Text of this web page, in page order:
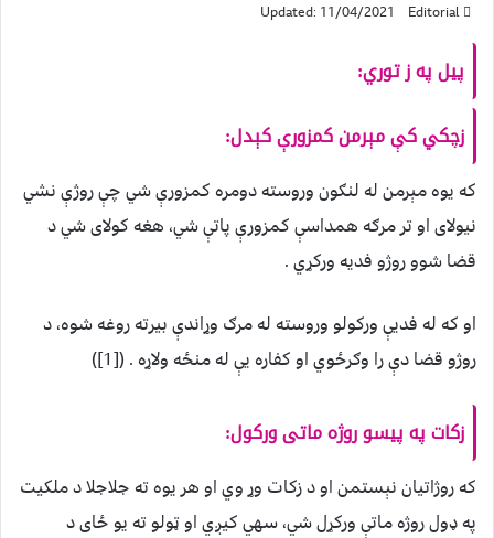
Editorial
Updated: 11/04/2021
پيل په ز توري:
زچکي کې مېرمن کمزورې کېدل:
که يوه مېرمن له لنګون وروسته دومره کمزورې شي چې روژې نشي
نيولای او تر مرګه همداسې کمزورې پاتې شي، هغه کولای شي د
قضا شوو روژو فديه ورکړي .
او که له فديې ورکولو وروسته له مرګ وړاندې بيرته روغه شوه، د
روژو قضا دې را وګرځوي او کفاره يې له منځه ولاړه . ([1])
زکات په پيسو روژه ماتی ورکول:
که روژاتيان نېستمن او د زکات وړ وي او هر يوه ته جلاجلا د ملکيت
په ډول روژه ماتې ورکړل شي، سهي کيږي او ټولو ته يو ځای د